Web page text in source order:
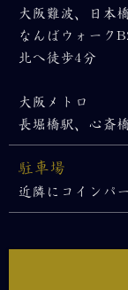
大阪難波、日本
なんばウォーク
北へ徒歩4分
大阪メトロ
長堀橋駅、心斎
駐車場
近隣にコインパ